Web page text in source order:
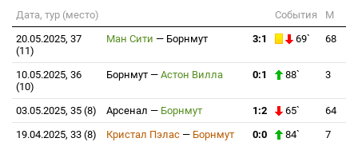
Дата, тур (место) События
М
20.05.2025, 37
(11)
Ман Сити — Борнмут 3:1 69` 68
10.05.2025, 36
(10)
Борнмут — Астон Вилла 0:1 88` 3
03.05.2025, 35 (8) Арсенал — Борнмут 1:2 65`
64
19.04.2025, 33 (8)
Кристал Пэлас — Борнмут 0:0 84`
7